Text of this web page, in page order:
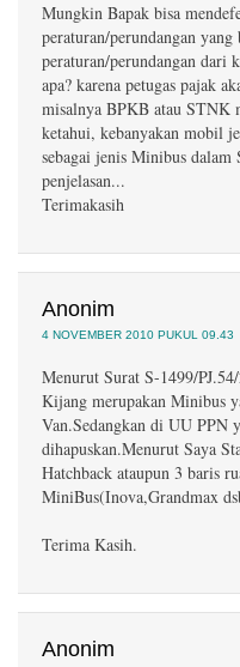
Mungkin Bapak bisa
peraturan/perundangan
peraturan/perundangan dari
apa? karena petugas pajak
misalnya BPKB atau STNK
ketahui, kebanyakan mobil
sebagai jenis Minibus
penjelasan...
Terimakasih
Anonim
4 NOVEMBER 2010 PUKUL 09.43
Menurut Surat S-1499/
Kijang merupakan Minibus
Van.Sedangkan di UU PPN
dihapuskan.Menurut Saya
Hatchback ataupun 3 baris
MiniBus(Inova,Grandmax
Terima Kasih.
Anonim